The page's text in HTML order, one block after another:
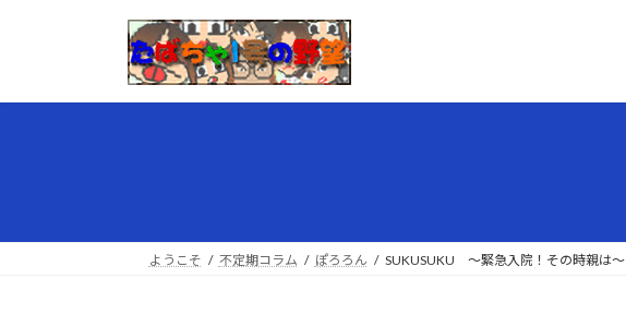
プ
動
ようこそ 不定期コラム ぽろろん SUKUSUKU 〜緊急入院！その時親は〜